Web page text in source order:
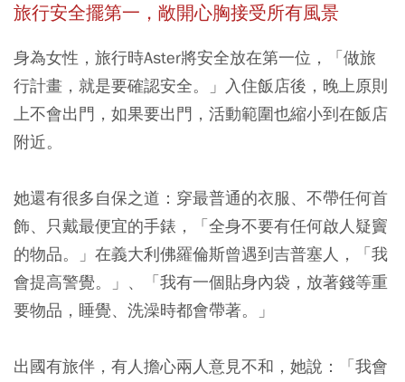
旅行安全擺第一，敞開心胸接受所有風景
身為女性，旅行時Aster將安全放在第一位，「做旅
行計畫，就是要確認安全。」入住飯店後，晚上原則
上不會出門，如果要出門，活動範圍也縮小到在飯店
附近。
她還有很多自保之道：穿最普通的衣服、不帶任何首
飾、只戴最便宜的手錶，「全身不要有任何啟人疑竇
的物品。」在義大利佛羅倫斯曾遇到吉普塞人，「我
會提高警覺。」、「我有一個貼身內袋，放著錢等重
要物品，睡覺、洗澡時都會帶著。」
出國有旅伴，有人擔心兩人意見不和，她說：「我會